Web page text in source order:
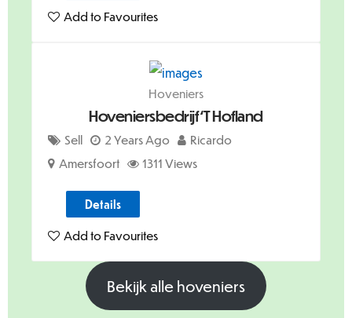
Add to Favourites
Hoveniers
Hoveniersbedrijf ‘t Hofland
Sell 2 Years Ago
Ricardo
Amersfoort
1311 Views
Details
Add to Favourites
Bekijk alle hoveniers